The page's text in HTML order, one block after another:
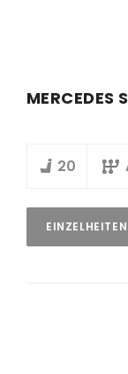
MERCEDES
20
EINZELHEITEN